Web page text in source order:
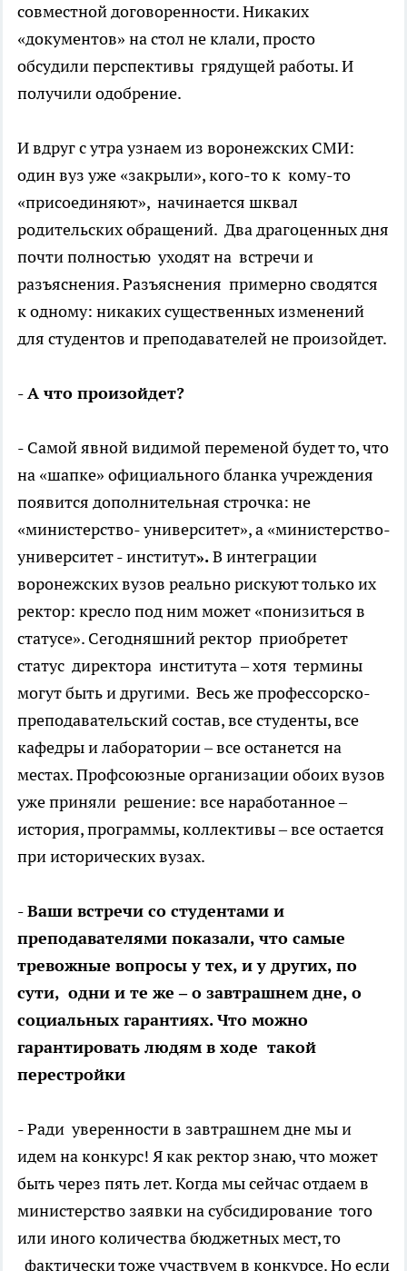
совместной договоренности. Никаких
«документов» на стол не клали, просто
обсудили перспективы грядущей работы. И
получили одобрение.
И вдруг с утра узнаем из воронежских СМИ:
один вуз уже «закрыли», кого-то к кому-то
«присоединяют», начинается шквал
родительских обращений. Два драгоценных дня
почти полностью уходят на встречи и
разъяснения. Разъяснения примерно сводятся
к одному: никаких существенных изменений
для студентов и преподавателей не произойдет.
- А что произойдет?
- Самой явной видимой переменой будет то, что
на «шапке» официального бланка учреждения
появится дополнительная строчка: не
«министерство- университет», а «министерство-
университет - институт».В интеграции
воронежских вузов реально рискуют только их
ректор: кресло под ним может «понизиться в
статусе». Сегодняшний ректор приобретет
статус директора института – хотя термины
могут быть и другими. Весь же профессорско-
преподавательский состав, все студенты, все
кафедры и лаборатории – все останется на
местах. Профсоюзные организации обоих вузов
уже приняли решение: все наработанное –
история, программы, коллективы – все остается
при исторических вузах.
- Ваши встречи со студентами и
преподавателями показали, что самые
тревожные вопросы у тех, и у других, по
сути, одни и те же – о завтрашнем дне, о
социальных гарантиях. Что можно
гарантировать людям в ходе такой
перестройки
- Ради уверенности в завтрашнем дне мы и
идем на конкурс! Я как ректор знаю, что может
быть через пять лет. Когда мы сейчас отдаем в
министерство заявки на субсидирование того
или иного количества бюджетных мест, то
фактически тоже участвуем в конкурсе. Но если